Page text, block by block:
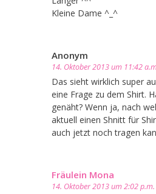
Kleine Dame ^_^
Anonym
14. Oktober 2013 um 11:42
Das sieht wirklich super
eine Frage zu dem Shirt.
genäht? Wenn ja, nach
aktuell einen Shnitt für
auch jetzt noch tragen
Fräulein Mona
14. Oktober 2013 um 2:02